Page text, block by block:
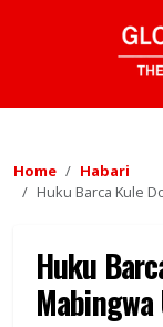
Home
Habari
Huku Barca Kule
Huku